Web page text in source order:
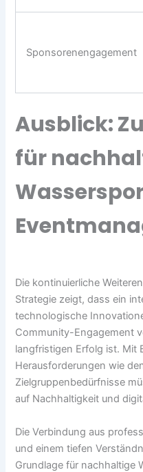
Sponsorenengagement
Ausblick:
für
Die kontinuierliche
Strategie zeigt, dass ein
technologische
Community-Engagement
langfristigen Erfolg ist. Mit
Herausforderungen wie
Zielgruppenbedürfnisse
auf Nachhaltigkeit und
Die Verbindung aus
und einem tiefen
Grundlage für nachhaltige